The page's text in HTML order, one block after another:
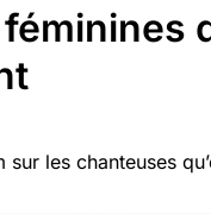
sur les chanteuses